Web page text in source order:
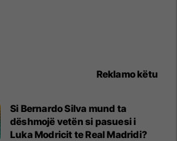
Reklamo këtu
Si Bernardo Silva mund ta
dëshmojë vetën si pasuesi i
Luka Modricit te Real Madridi?